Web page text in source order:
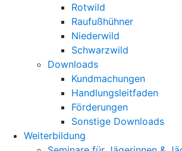
Rotwild
Raufußhühner
Niederwild
Schwarzwild
Downloads
Kundmachungen
Handlungsleitfaden
Förderungen
Sonstige Downloads
Weiterbildung